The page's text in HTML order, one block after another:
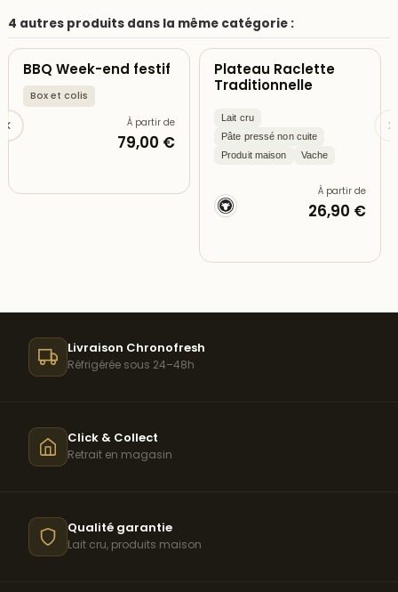
4 autres produits dans la même catégorie :
BBQ Week-end festif
Box et colis
À partir de
79,00 €
Plateau Raclette
Traditionnelle
Lait cru
Pâte pressé non cuite
Produit maison
Vache
À partir de
26,90 €
Livraison Chronofresh
Réfrigérée sous 24–48h
Click & Collect
Retrait en magasin
Qualité garantie
Lait cru, produits maison